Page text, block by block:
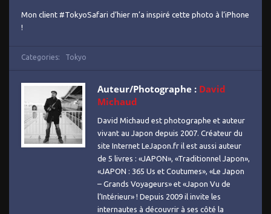
Mon client #TokyoSafari d’hier m’a inspiré cette photo à l’iPhone
!
Categories: Tokyo
Auteur/Photographe : David
Michaud
David Michaud est photographe et auteur
vivant au Japon depuis 2007. Créateur du
site Internet LeJapon.fr il est aussi auteur
de 5 livres : «JAPON», «Traditionnel Japon»,
«JAPON : 365 Us et Coutumes», «Le Japon
– Grands Voyageurs» et «Japon Vu de
l’Intérieur» ! Depuis 2009 il invite les
internautes à découvrir à ses côté la